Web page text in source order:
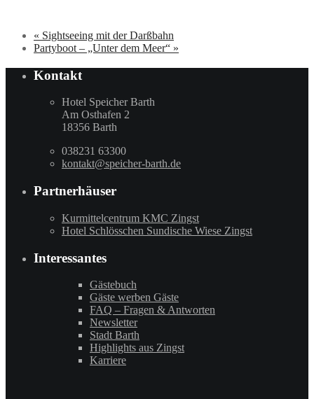
« Sightseeing mit der Darßbahn
Partyboot – „Unter dem Meer“ »
Kontakt
Hotel Speicher Barth
Am Osthafen 2
18356 Barth
038231 63300
kontakt@speicher-barth.de
Partnerhäuser
Kurmittelcentrum KMC Zingst
Hotel Schlösschen Sundische Wiese Zingst
Interessantes
Gästebuch
Gäste werben Gäste
FAQ – Fragen & Antworten
Newsletter
Stadt Barth
Highlights aus Zingst
Karriere